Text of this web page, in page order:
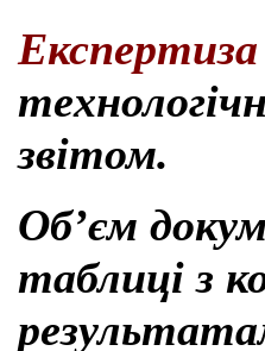
звітом.
Об’єм
таблиці з